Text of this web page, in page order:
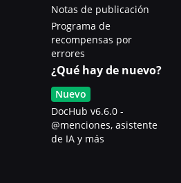
Notas de publicación
Programa de
recompensas por
errores
¿Qué hay de nuevo?
Nuevo
DocHub v6.6.0 -
@menciones, asistente
de IA y más